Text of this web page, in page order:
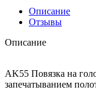
Описание
Отзывы
Описание
AK55 Повязка на
запечатыванием